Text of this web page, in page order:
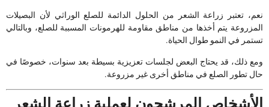
نعم، تعتبر زراعة الشعر من الحلول الدائمة للصلع الوراثي لأن البصيلات
المزروعة يتم أخذها من مناطق مقاومة للهرمونات المسببة للصلع، وبالتالي
تستمر في النمو طوال الحياة.
ومع ذلك، قد يحتاج البعض لجلسات تعزيزية بسيطة بعد سنوات، خصوصًا في
حال تطور الصلع في مناطق أخرى غير مزروعة.